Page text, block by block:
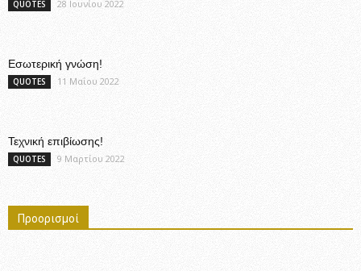
QUOTES 28 Ιουνίου 2022
Εσωτερική γνώση!
QUOTES 11 Μαΐου 2022
Τεχνική επιβίωσης!
QUOTES 9 Μαρτίου 2022
Προορισμοί